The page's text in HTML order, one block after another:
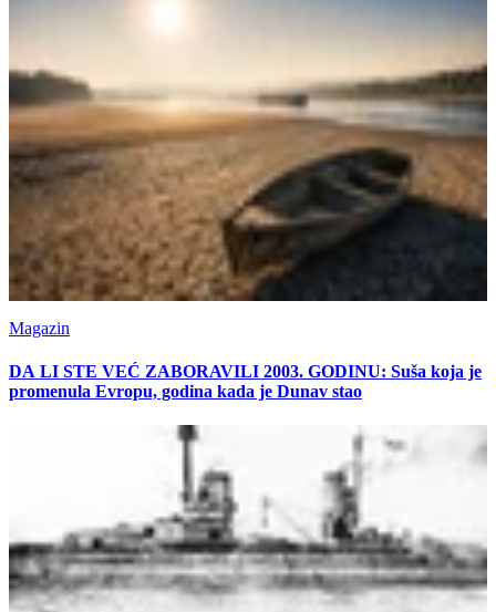
Magazin
DA LI STE VEĆ ZABORAVILI 2003. GODINU: Suša koja je
promenula Evropu, godina kada je Dunav stao